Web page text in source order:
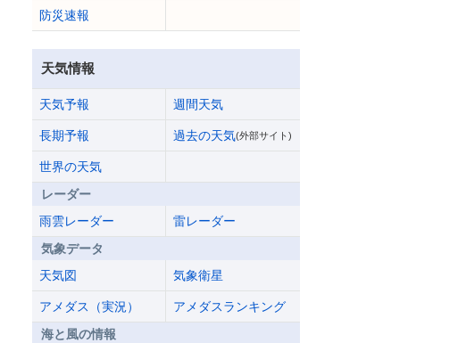
防災速報
天気情報
天気予報 週間天気
長期予報 過去の天気(外部サイト)
世界の天気
レーダー
雨雲レーダー
雷レーダー
気象データ
天気図
気象衛星
アメダス（実況）
アメダスランキング
海と風の情報